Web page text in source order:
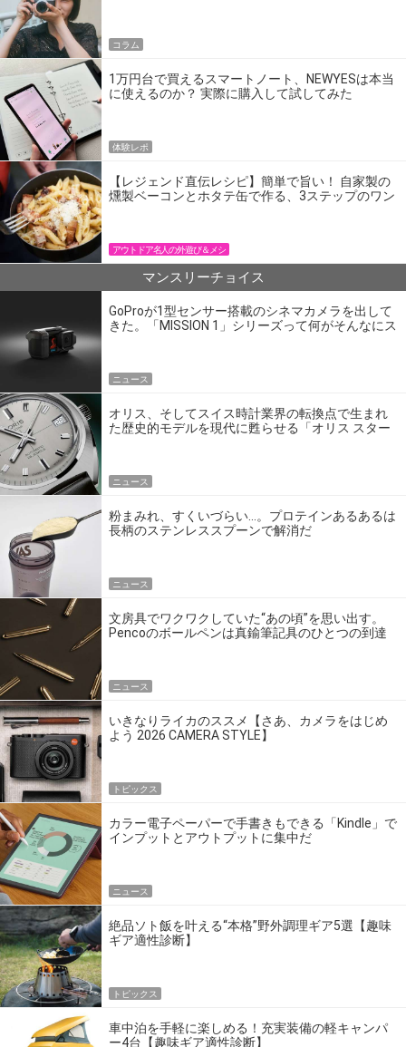
コラム
1万円台で買えるスマートノート、NEWYESは本当
に使えるのか？ 実際に購入して試してみた
体験レポ
【レジェンド直伝レシピ】簡単で旨い！ 自家製の
燻製ベーコンとホタテ缶で作る、3ステップのワン
アウトドア名人の外遊び＆メシ
マンスリーチョイス
GoProが1型センサー搭載のシネマカメラを出して
きた。「MISSION 1」シリーズって何がそんなにス
ニュース
オリス、そしてスイス時計業界の転換点で生まれ
た歴史的モデルを現代に甦らせる「オリス スター
ニュース
粉まみれ、すくいづらい…。プロテインあるあるは
長柄のステンレススプーンで解消だ
ニュース
文房具でワクワクしていた“あの頃”を思い出す。
Pencoのボールペンは真鍮筆記具のひとつの到達
ニュース
いきなりライカのススメ【さあ、カメラをはじめ
よう 2026 CAMERA STYLE】
トピックス
カラー電子ペーパーで手書きもできる「Kindle」で
インプットとアウトプットに集中だ
ニュース
絶品ソト飯を叶える“本格”野外調理ギア5選【趣味
ギア適性診断】
トピックス
車中泊を手軽に楽しめる！充実装備の軽キャンパ
ー4台【趣味ギア適性診断】